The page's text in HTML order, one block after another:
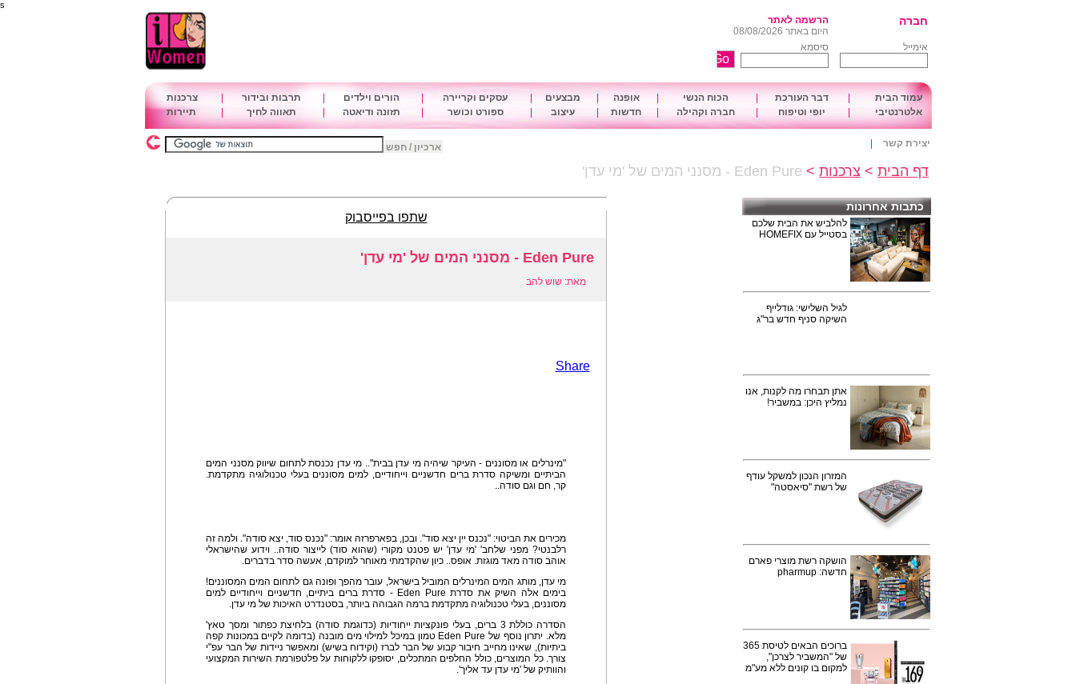
s
חברה
הרשמה לאתר
היום באתר 08/08/2026
אימייל
סיסמא
עמוד הבית דבר העורכת הכוח הנשי אופנה מבצעים עסקים וקריירה הורים וילדים תרבות ובידור
צרכנות
אלטרנטיבי
יופי וטיפוח חברה וקהילה חדשות עיצוב ספורט וכושר תזונה ודיאטה תאווה לחיך תיירות
יצירת קשר ארכיון / חפש
דף הבית > צרכנות > Eden Pure - מסנני המים של 'מי עדן'
כתבות אחרונות
להלביש את הבית שלכם
בסטייל עם HOMEFIX
לגיל השלישי: גודלייף
השיקה סניף חדש בר"ג
אתן תבחרו מה לקנות, אנו
נמליץ היכן: במשביר!
המזרון הנכון למשקל עודף
של רשת "סיאסטה"
הושקה רשת מוצרי פארם
חדשה: pharmup
ברוכים הבאים לטיסת 365
של "המשביר לצרכן",
למקום בו קונים ללא מע"מ
שתפו בפייסבוק
Eden Pure - מסנני המים של 'מי עדן'
מאת: שוש להב
Share
"מינרלים או מסוננים - העיקר שיהיה מי עדן בבית".. מי עדן נכנסת לתחום שיווק מסנני המים
הביתיים ומשיקה סדרת ברים חדשניים וייחודיים, למים מסוננים בעלי טכנולוגיה מתקדמת.
קר, חם וגם סודה..
מכירים את הביטוי: "נכנס יין יצא סוד". ובכן, בפארפרזה אומר: "נכנס סוד, יצא סודה". ולמה זה
רלבנטי? מפני שלחב' 'מי עדן' יש פטנט מקורי (שהוא סוד) לייצור סודה.. וידוע שהישראלי
אוהב סודה מאד מוגזת. אופס.. כיון שהקדמתי מאוחר למוקדם, אעשה סדר בדברים.
מי עדן, מותג המים המינרלים המוביל בישראל, עובר מהפך ופונה גם לתחום המים המסוננים!
בימים אלה השיק את סדרת Eden Pure - סדרת ברים ביתיים, חדשניים וייחודיים למים
מסוננים, בעלי טכנולוגיה מתקדמת ברמה הגבוהה ביותר, בסטנדרט האיכות של מי עדן.
הסדרה כוללת 3 ברים, בעלי פונקציות ייחודיות (כדוגמת סודה) בלחיצת כפתור ומסך טאץ'
מלא. יתרון נוסף של Eden Pure טמון במיכל למילוי מים מובנה (בדומה לקיים במכונות קפה
ביתיות), שאינו מחייב חיבור קבוע של הבר לברז (וקידוח בשיש) ומאפשר ניידות של הבר עפ"י
צורך. כל המוצרים, כולל החלפים המתכלים, יסופקו ללקוחות על פלטפורמת השירות המקצועי
והוותיק של 'מי עדן עד אליך'.